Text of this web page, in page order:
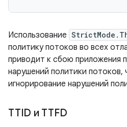
Использование
политику потоков во всех
приводит к сбою приложения
нарушений политики потоков,
игнорирование нарушений
TTID и TTFD